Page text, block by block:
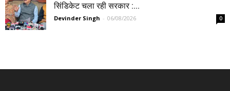
सिंडिकेट चला रही सरकार :...
Devinder Singh - 06/08/2026 0